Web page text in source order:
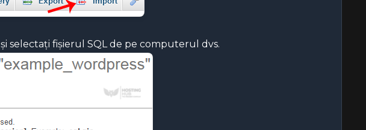
și selectați fișierul SQL de pe computerul dvs.